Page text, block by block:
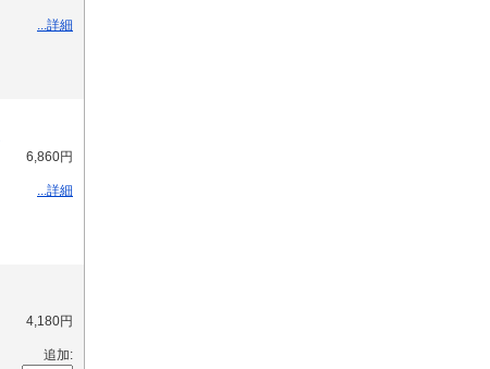
...詳細
6,860円
...詳細
4,180円
追加: